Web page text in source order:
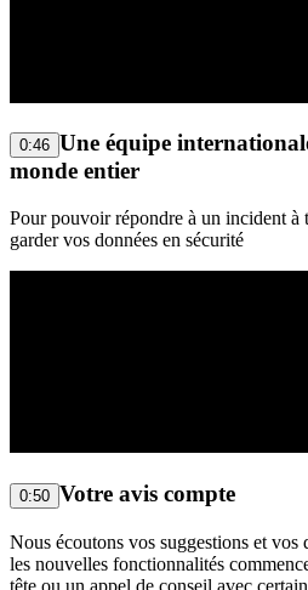
0:46 Une équipe
monde entier
Pour pouvoir répondre à un incident à
garder vos données en sécurité
0:50 Votre avis compte
Nous écoutons vos suggestions et vos
les nouvelles fonctionnalités
tête ou un appel de conseil avec